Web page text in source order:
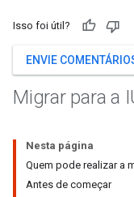
Isso foi útil?
ENVIE
Migrar para a
Nesta página
Quem pode realizar a
Antes de começar